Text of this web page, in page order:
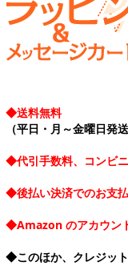
◆送料無料
（平日・月～金曜日発
◆代引手数料、コンビ
◆後払い決済でのお支払
◆Amazon のアカウン
◆このほか、クレジッ